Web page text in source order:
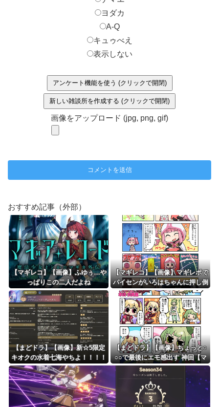
ヨダカ
A-Q
キュゥべえ
表示しない
アンケート機能を使う (クリックで開閉)
新しい雑談所を作成する (クリックで開閉)
画像をアップロード (jpg, png, gif)
おすすめ記事（外部）
【マギレコ】【画像】ふゆぅ…や
っぱりこの二人だよね
【マギレコ】【画像】マギレポで
パイセンがいろはちゃんに押し倒
される回探してるんだけど
【まどドラ】【画像】新☆5限定
キオクの水着七海やちよ！！！！
水全体ブレイカー
【まどドラ】【画像】ちょっと○
○○で最後にエモ感出す 神回【マ
ギア☆エトセトラ 第94話】